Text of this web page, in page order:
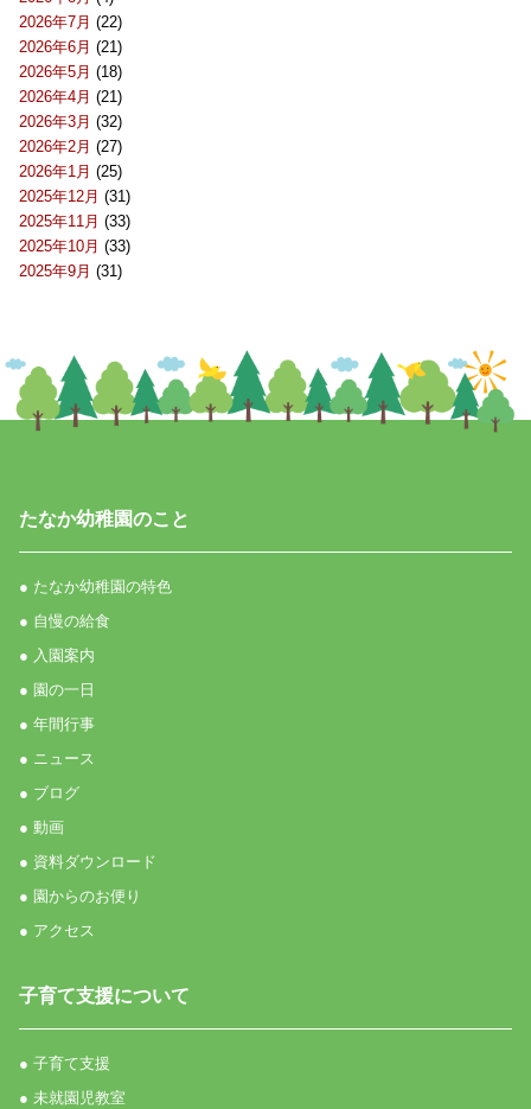
2026年7月 (22)
2026年6月 (21)
2026年5月 (18)
2026年4月 (21)
2026年3月 (32)
2026年2月 (27)
2026年1月 (25)
2025年12月 (31)
2025年11月 (33)
2025年10月 (33)
2025年9月 (31)
たなか幼稚園のこと
● たなか幼稚園の特色
● 自慢の給食
● 入園案内
● 園の一日
● 年間行事
● ニュース
● ブログ
● 動画
● 資料ダウンロード
● 園からのお便り
● アクセス
子育て支援について
● 子育て支援
● 未就園児教室